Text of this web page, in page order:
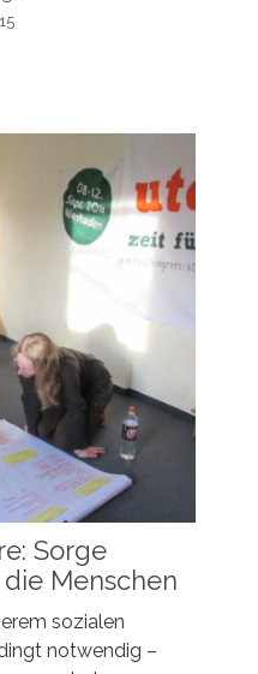
Sorge
Menschen
sozialen
notwendig –